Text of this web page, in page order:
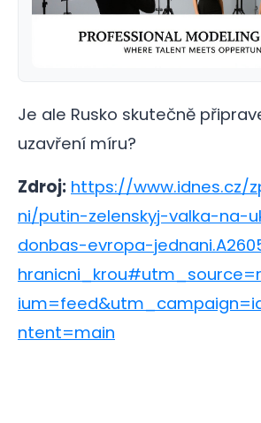
Je ale Rusko skutečně
uzavření míru?
Zdroj: https://www.idnes.cz/
ni/putin-zelenskyj-valka-na-
donbas-evropa-
ntent=main